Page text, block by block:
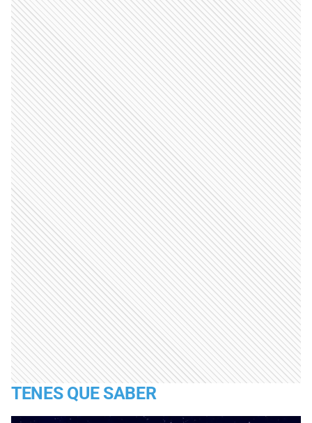
TENES QUE SABER